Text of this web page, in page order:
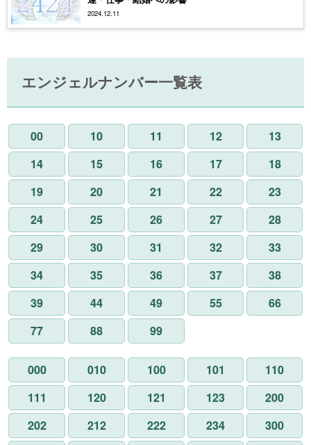
2024.12.11
エンジェルナンバー一覧表
00 10 11 12
13
14
15 16 17
18
19
20 21 22
23
24
25 26 27
28
29
30 31 32
33
34
35 36 37
38
39
44 49 55
66
77
88 99
000 010 100 101
110
111
120 121 123
200
202
212 222 234
300